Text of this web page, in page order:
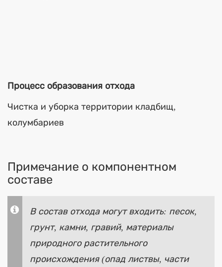
Процесс образования отхода
Чистка и уборка территории кладбищ,
колумбариев
Примечание о компонентном
составе
В состав отхода могут входить: песок,
грунт, камни, гравий, материалы
природного растительного
происхождения (опад листвы, части